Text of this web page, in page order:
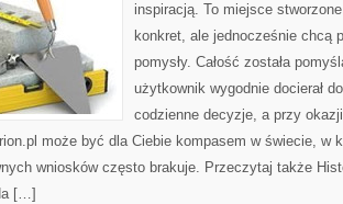
inspiracją. To miejsce
konkret, ale jednocześnie chcą
pomysły. Całość została
użytkownik wygodnie docierał
codzienne decyzje, a przy
może być dla Ciebie kompasem w świecie, w
wniosków często brakuje. Przeczytaj także
[…]